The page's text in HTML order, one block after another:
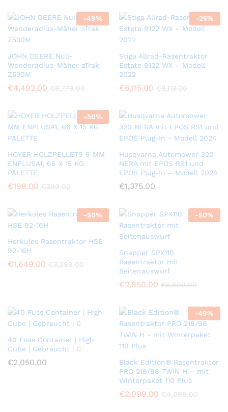
-49%
JOHN DEERE Null-
Wenderadius-Mäher zTrak
Z530M
€4,492.00 €8,779.00
-25%
Stiga Allrad-Rasentraktor
Estate 9122 WX – Modell
2022
€6,115.00 €8,113.00
-50%
HOYER HOLZPELLETS 6 MM
ENPLUSA1, 66 X 15 KG
PALETTE
€198.00 €399.00
Husqvarna Automower 320
NERA mit EPOS RS1 und
EPOS Plug-In – Modell 2024
€1,375.00
-50%
Herkules Rasentraktor HSE
92-16H
€1,649.00 €3,299.00
-50%
Snapper SPX110
Rasentraktor mit
Seitenauswurf
€2,850.00 €5,699.00
40 Fuss Container | High
Cube | Gebraucht | C
€2,050.00
-49%
Black Edition® Rasentraktor
PRO 218/98 TWIN H – mit
Winterpaket 110 Plus
€2,099.00 €4,099.00